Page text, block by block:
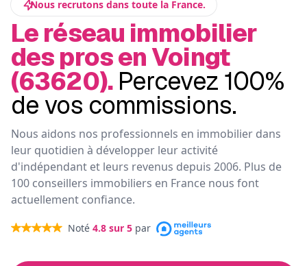
Nous recrutons dans toute la France.
Le réseau immobilier
des pros en Voingt
(63620). Percevez 100%
de vos commissions.
Nous aidons nos professionnels en immobilier dans
leur quotidien à développer leur activité
d'indépendant et leurs revenus depuis 2006. Plus de
100 conseillers immobiliers en France nous font
actuellement confiance.
Noté 4.8 sur 5 par